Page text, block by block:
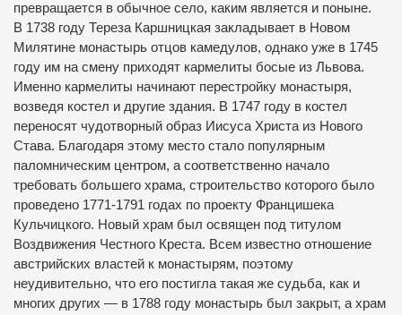
превращается в обычное село, каким является и поныне.
В 1738 году Тереза ​​Каршницкая закладывает в Новом
Милятине монастырь отцов камедулов, однако уже в 1745
году им на смену приходят кармелиты босые из Львова.
Именно кармелиты начинают перестройку монастыря,
возведя костел и другие здания. В 1747 году в костел
переносят чудотворный образ Иисуса Христа из Нового
Става. Благодаря этому место стало популярным
паломническим центром, а соответственно начало
требовать большего храма, строительство которого было
проведено 1771-1791 годах по проекту Францишека
Кульчицкого. Новый храм был освящен под титулом
Воздвижения Честного Креста. Всем известно отношение
австрийских властей к монастырям, поэтому
неудивительно, что его постигла такая же судьба, как и
многих других — в 1788 году монастырь был закрыт, а храм